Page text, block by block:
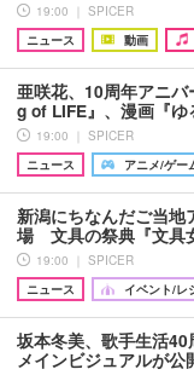
19:00 ｜ SPICER
ニュース
動画
亜咲花、10周年アニ
g of LIFE』、漫画『
19:00 ｜ SPICER
ニュース
アニメ/ゲー
新潟にちなんだご当地
場 文具の祭典『文具
19:00 ｜ SPICER
ニュース
イベント/レ
坂本冬美、歌手生活
メインビジュアルが